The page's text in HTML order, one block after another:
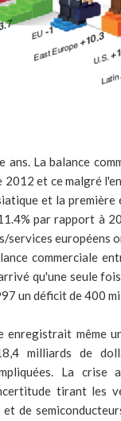
ans. La balance
2012 et ce malgré
et la
par rapport à
services européens
commerciale
qu'une seule
un déficit de 400
enregistrait même
milliards de
La crise
tirant les
et de